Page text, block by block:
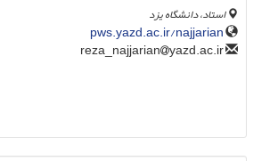
استاد، دانشگاه یزد
pws.yazd.ac.ir/najjarian
yazd.ac.ir